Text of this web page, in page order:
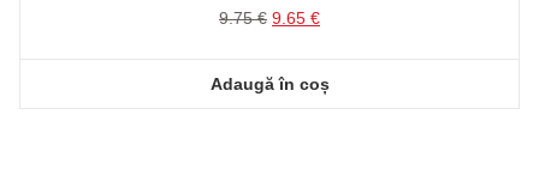
9.75€ Prețul
fost:
9.65 €Prețul
9.65 €.
Adaugă în coș